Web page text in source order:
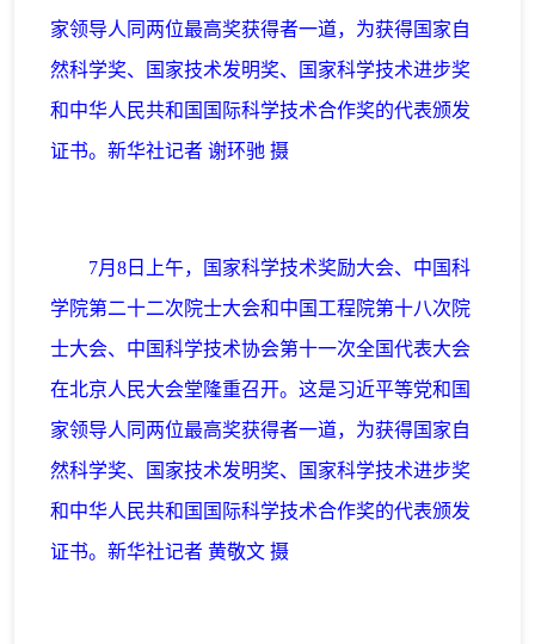
家领导人同两位最高奖获得者一道，为获得国家自
然科学奖、国家技术发明奖、国家科学技术进步奖
和中华人民共和国国际科学技术合作奖的代表颁发
证书。新华社记者 谢环驰 摄
7月8日上午，国家科学技术奖励大会、中国科
学院第二十二次院士大会和中国工程院第十八次院
士大会、中国科学技术协会第十一次全国代表大会
在北京人民大会堂隆重召开。这是习近平等党和国
家领导人同两位最高奖获得者一道，为获得国家自
然科学奖、国家技术发明奖、国家科学技术进步奖
和中华人民共和国国际科学技术合作奖的代表颁发
证书。新华社记者 黄敬文 摄